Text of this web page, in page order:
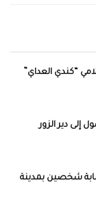
“كندي العداي”
إلى دير الزور
شخصين بمدينة